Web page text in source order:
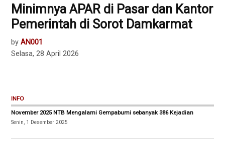
Minimnya APAR di Pasar dan Kantor
Pemerintah di Sorot Damkarmat
by AN001
Selasa, 28 April 2026
INFO
November 2025 NTB Mengalami Gempabumi sebanyak 386 Kejadian
Senin, 1 Desember 2025